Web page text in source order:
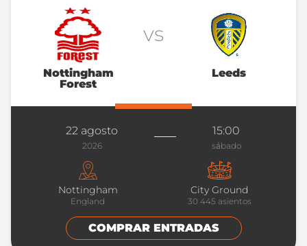
Nottingham
Forest
vs
Leeds
22 agosto
2026
15:00
sábado
Nottingham
England
City Ground
30 445 asientos
COMPRAR ENTRADAS